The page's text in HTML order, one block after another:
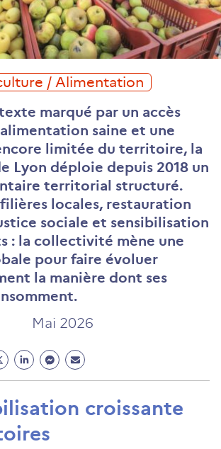
/ Alimentation
marqué par un accès
saine et une
limitée du territoire, la
Lyon déploie depuis 2018 un
territorial structuré.
locales, restauration
sociale et sensibilisation
: la collectivité mène une
pour faire évoluer
la manière dont ses
Mai 2026
Partage
Linkedin
un
nouvel
Partage
Messenger
un
nouvel
Partage
Mail
un croissante